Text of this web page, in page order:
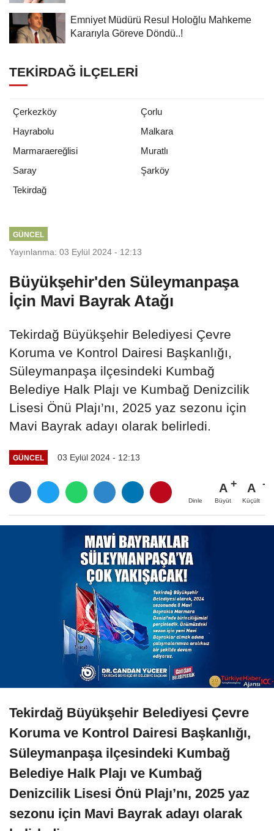
Emniyet Müdürü Resul Holoğlu Mahkeme
Kararıyla Göreve Döndü..!
TEKIRDAĞ İLÇELERI
Çerkezköy
Çorlu
Hayrabolu
Malkara
Marmaraereğlisi
Muratlı
Saray
Şarköy
Tekirdağ
GÜNCEL
Yayınlanma: 03 Eylül 2024 - 12:13
Büyükşehir'den Süleymanpaşa
İçin Mavi Bayrak Atağı
Tekirdağ Büyükşehir Belediyesi Çevre
Koruma ve Kontrol Dairesi Başkanlığı,
Süleymanpaşa ilçesindeki Kumbağ
Belediye Halk Plajı ve Kumbağ Denizcilik
Lisesi Önü Plajı’nı, 2025 yaz sezonu için
Mavi Bayrak adayı olarak belirledi.
GÜNCEL 03 Eylül 2024 - 12:13
Dinle
A
Büyüt
A
Küçült
Tekirdağ Büyükşehir Belediyesi Çevre
Koruma ve Kontrol Dairesi Başkanlığı,
Süleymanpaşa ilçesindeki Kumbağ
Belediye Halk Plajı ve Kumbağ
Denizcilik Lisesi Önü Plajı’nı, 2025 yaz
sezonu için Mavi Bayrak adayı olarak